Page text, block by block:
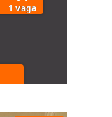
1 vaga